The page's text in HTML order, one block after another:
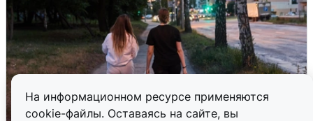
На информационном ресурсе применяются
cookie-файлы. Оставаясь на сайте, вы